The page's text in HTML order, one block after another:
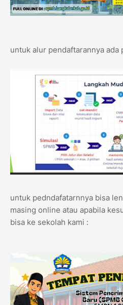
untuk alur pendaftarannya ada
untuk pedndafatarnnya bisa
masing online atau apabila
bisa ke sekolah kami :